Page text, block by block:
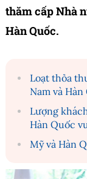
thăm cấp Nhà
Hàn Quốc.
Loạt thỏa
Nam và Hàn
Lượng
Hàn Quốc
Mỹ và Hàn